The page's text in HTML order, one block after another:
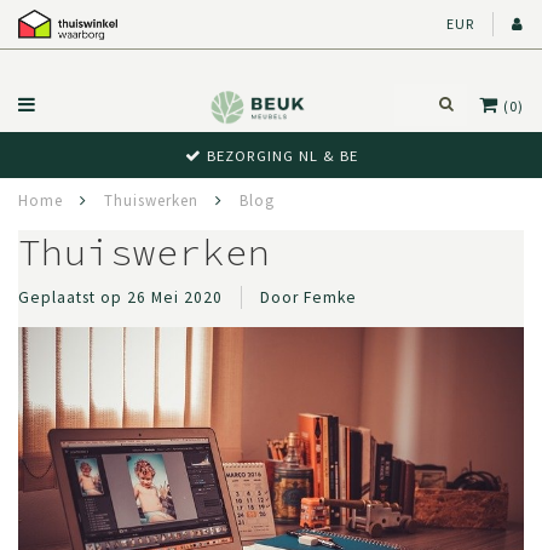
EUR
(0)
BEZORGING NL & BE
Home Thuiswerken Blog
Thuiswerken
Geplaatst op 26 Mei 2020 Door Femke